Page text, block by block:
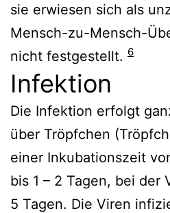
sie erwiesen sich als
Mensch-zu-Mensch-
nicht festgestellt. 6
Infektion
Die Infektion erfolgt
über Tröpfchen
einer Inkubationszeit
bis 1 – 2 Tagen, bei der
5 Tagen. Die Viren